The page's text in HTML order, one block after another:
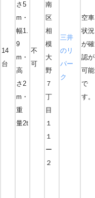
14
台
さ5
m・
幅1.
9
m・
高
さ2
m・
重
量2t
不
可
南
区
相
模
大
野
７
丁
目
１
１
ー
２
三井
のリ
パー
ク
空車
状況
が確
認が
可能
で
す。